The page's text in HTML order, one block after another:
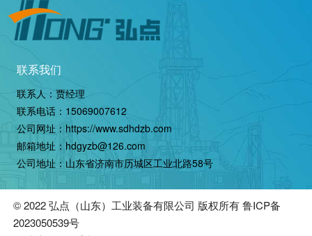
联系我们
联系人：贾经理
联系电话： 15069007612
公司网址： https://www.sdhdzb.com
邮箱地址：hdgyzb@126.com
公司地址：山东省济南市历城区工业北路58号
© 2022弘点（山东）工业装备有限公司 版权所有鲁ICP备
2023050539号